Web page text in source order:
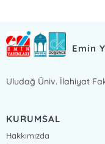
Emin
Uludağ Üniv. İlahiyat
KURUMSAL
Hakkımızda